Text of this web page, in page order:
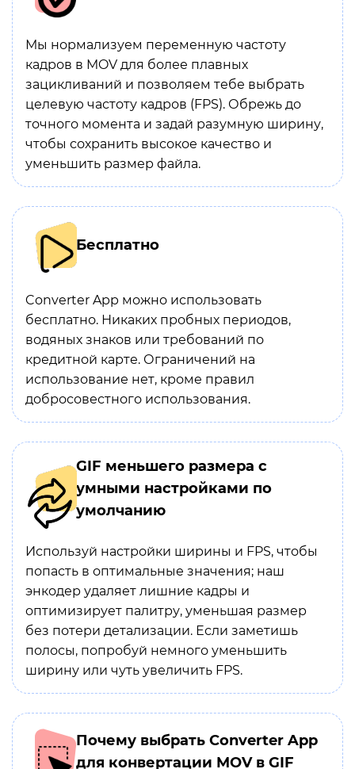
Мы нормализуем переменную частоту
кадров в MOV для более плавных
зацикливаний и позволяем тебе выбрать
целевую частоту кадров (FPS). Обрежь до
точного момента и задай разумную ширину,
чтобы сохранить высокое качество и
уменьшить размер файла.
Бесплатно
Converter App можно использовать
бесплатно. Никаких пробных периодов,
водяных знаков или требований по
кредитной карте. Ограничений на
использование нет, кроме правил
добросовестного использования.
GIF меньшего размера с
умными настройками по
умолчанию
Используй настройки ширины и FPS, чтобы
попасть в оптимальные значения; наш
энкодер удаляет лишние кадры и
оптимизирует палитру, уменьшая размер
без потери детализации. Если заметишь
полосы, попробуй немного уменьшить
ширину или чуть увеличить FPS.
Почему выбрать Converter App
для конвертации MOV в GIF